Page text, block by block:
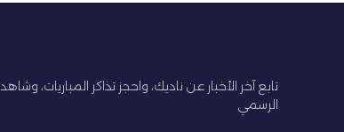
تابع آخر الأخبار عن ناديك، واحجز تذاكر المباريات،
الرسمي